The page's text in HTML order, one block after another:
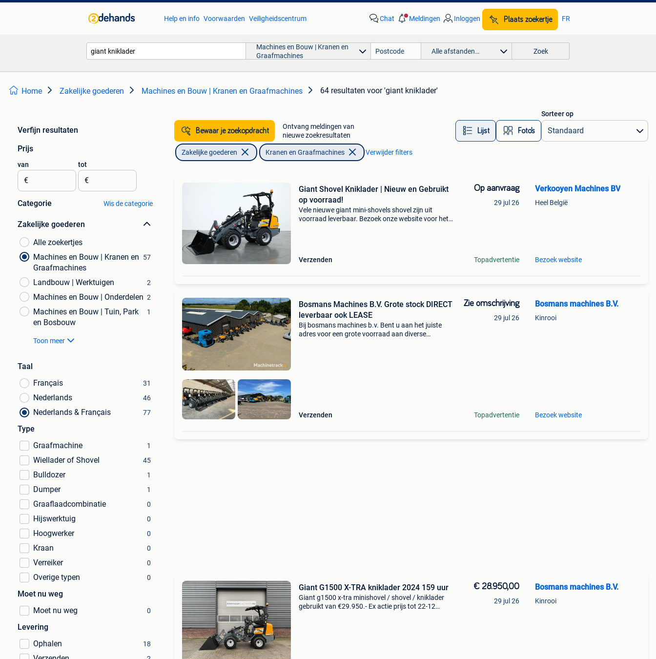
Help en info Voorwaarden Veiligheidscentrum Chat Meldingen Inloggen Plaats zoekertje FR
Machines en Bouw | Kranen en
Graafmachines
Alle afstanden… Zoek
Home Zakelijke goederen Machines en Bouw | Kranen en Graafmachines 64 resultaten voor 'giant kniklader'
Verfijn resultaten
Prijs
van
€
tot
€
Categorie Wis de categorie
Zakelijke goederen
Alle zoekertjes
Machines en Bouw | Kranen en
Graafmachines
57
Landbouw | Werktuigen 2
Machines en Bouw | Onderdelen 2
Machines en Bouw | Tuin, Park
en Bosbouw
1
Toon meer
Taal
Français
31
Nederlands 46
Nederlands & Français 77
Type
Graafmachine
1
Wiellader of Shovel 45
Bulldozer 1
Dumper 1
Graaflaadcombinatie 0
Hijswerktuig 0
Hoogwerker 0
Kraan 0
Verreiker 0
Overige typen 0
Moet nu weg
Moet nu weg
0
Levering
Ophalen
18
Bewaar je zoekopdracht
Ontvang meldingen van
nieuwe zoekresultaten
Lijst Foto’s
Sorteer op
Zakelijke goederen Kranen en Graafmachines Verwijder filters
Giant Shovel Kniklader | Nieuw en Gebruikt
op voorraad!
Vele nieuwe giant mini-shovels shovel zijn uit
voorraad leverbaar. Bezoek onze website voor het
Verzenden
Op aanvraag
29 jul 26
Topadvertentie
Verkooyen Machines BV
Heel België
Bezoek website
Bosmans Machines B.V. Grote stock DIRECT
leverbaar ook LEASE
Bij bosmans machines b.v. Bent u aan het juiste
adres voor een grote voorraad aan diverse
Verzenden
Zie omschrijving
29 jul 26
Topadvertentie
Bosmans machines B.V.
Kinrooi
Bezoek website
Giant G1500 X-TRA kniklader 2024 159 uur
Giant g1500 x-tra minishovel / shovel / kniklader
gebruikt van €29.950.- Ex actie prijs tot 22-12
€ 28.950,00
29 jul 26
Bosmans machines B.V.
Kinrooi